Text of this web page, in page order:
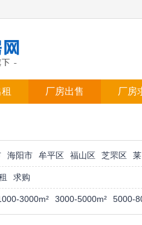
厂房出售 厂房
海阳市 牟平区 福山区 芝罘区
求购
3000m² 3000-5000m² 5000-